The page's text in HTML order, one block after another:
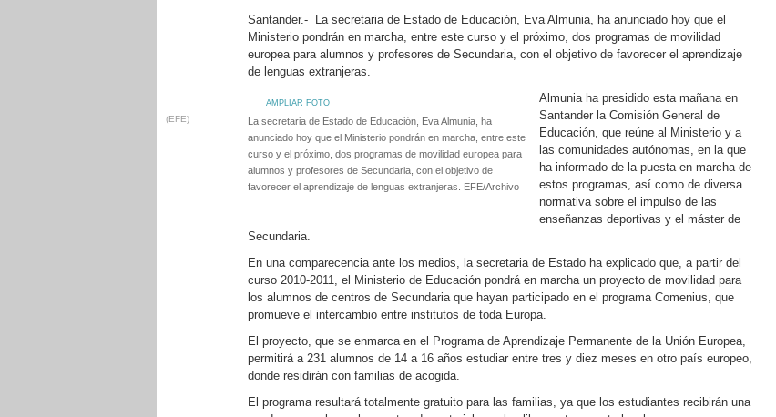
Santander.- La secretaria de Estado de Educación, Eva Almunia, ha anunciado hoy que el
Ministerio pondrán en marcha, entre este curso y el próximo, dos programas de movilidad
europea para alumnos y profesores de Secundaria, con el objetivo de favorecer el aprendizaje
de lenguas extranjeras.
AMPLIAR FOTO
(EFE)
La secretaria de Estado de Educación, Eva Almunia, ha
anunciado hoy que el Ministerio pondrán en marcha, entre este
curso y el próximo, dos programas de movilidad europea para
alumnos y profesores de Secundaria, con el objetivo de
favorecer el aprendizaje de lenguas extranjeras. EFE/Archivo
Almunia ha presidido esta mañana en
Santander la Comisión General de
Educación, que reúne al Ministerio y a
las comunidades autónomas, en la que
ha informado de la puesta en marcha de
estos programas, así como de diversa
normativa sobre el impulso de las
enseñanzas deportivas y el máster de
Secundaria.
En una comparecencia ante los medios, la secretaria de Estado ha explicado que, a partir del
curso 2010-2011, el Ministerio de Educación pondrá en marcha un proyecto de movilidad para
los alumnos de centros de Secundaria que hayan participado en el programa Comenius, que
promueve el intercambio entre institutos de toda Europa.
El proyecto, que se enmarca en el Programa de Aprendizaje Permanente de la Unión Europea,
permitirá a 231 alumnos de 14 a 16 años estudiar entre tres y diez meses en otro país europeo,
donde residirán con familias de acogida.
El programa resultará totalmente gratuito para las familias, ya que los estudiantes recibirán una